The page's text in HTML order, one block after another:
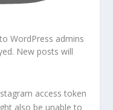
WordPress admins
New posts will
access token
also be unable to